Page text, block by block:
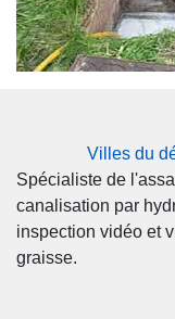
Villes du
Spécialiste de
canalisation par
inspection vidéo et
graisse.